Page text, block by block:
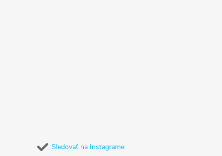
Sledovať na Instagrame